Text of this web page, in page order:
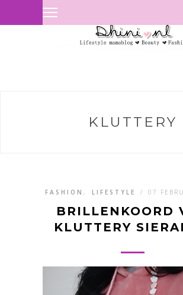
KLUTTERY
FASHION , LIFESTYLE / 07
BRILLENKOORD
KLUTTERY